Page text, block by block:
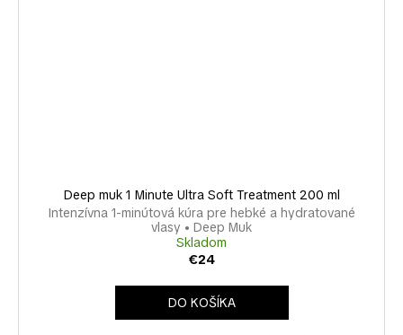
Deep muk 1 Minute Ultra Soft Treatment 200 ml
Intenzívna 1-minútová kúra pre hebké a hydratované
vlasy • Deep Muk
Skladom
€24
DO KOŠÍKA